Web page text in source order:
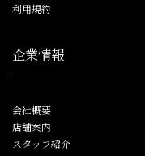
利用規約
企業情報
会社概要
店舗案内
スタッフ紹介